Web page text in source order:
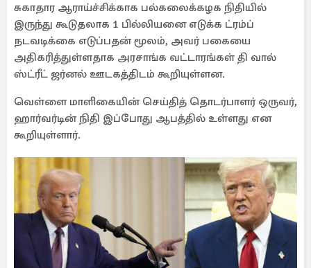
சுகாதார ஆராய்ச்சிக்காக பல்கலைக்கழக நிதியில்
இருந்து கூடுதலாக 1 பில்லியனை எடுக்க ட்ரம்ப்
நடவடிக்கை எடுப்பதன் மூலம், அவர் பகையை
அதிகரித்துள்ளதாக அரசாங்க வட்டாரங்கள் தி வால்
ஸ்ட்ரீட் ஜர்னல் ஊடகத்திடம் கூறியுள்ளன.
வெள்ளை மாளிகையின் செய்தித் தொடர்பாளர் ஒருவர்,
ஹார்வர்டின் நிதி இப்போது ஆபத்தில் உள்ளது என
கூறியுள்ளார்.